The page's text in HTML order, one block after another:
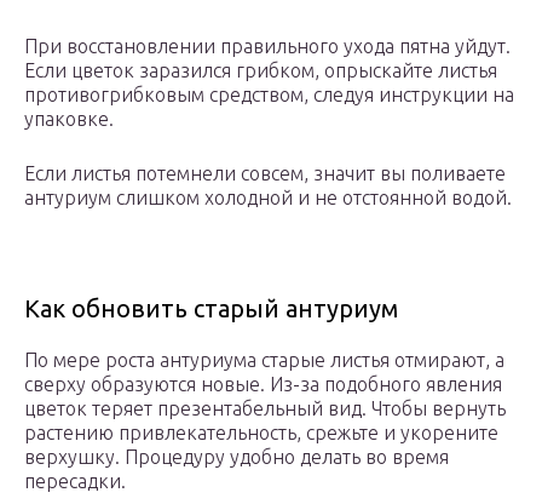
При восстановлении правильного ухода пятна уйдут.
Если цветок заразился грибком, опрыскайте листья
противогрибковым средством, следуя инструкции на
упаковке.
Если листья потемнели совсем, значит вы поливаете
антуриум слишком холодной и не отстоянной водой.
Как обновить старый антуриум
По мере роста антуриума старые листья отмирают, а
сверху образуются новые. Из-за подобного явления
цветок теряет презентабельный вид. Чтобы вернуть
растению привлекательность, срежьте и укорените
верхушку. Процедуру удобно делать во время
пересадки.